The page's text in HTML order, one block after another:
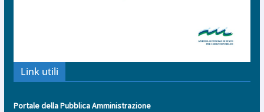
Link utili
Portale della Pubblica Amministrazione